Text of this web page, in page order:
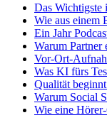
Das Wichtigste
Wie aus einem
Ein Jahr
Warum Partner
Vor-Ort-
Was KI fürs
Qualität
Warum Social
Wie eine